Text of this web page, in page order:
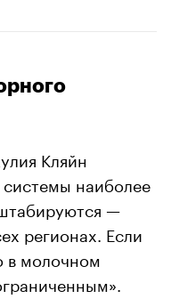
Кляйн
наиболее
—
регионах. Если
в молочном